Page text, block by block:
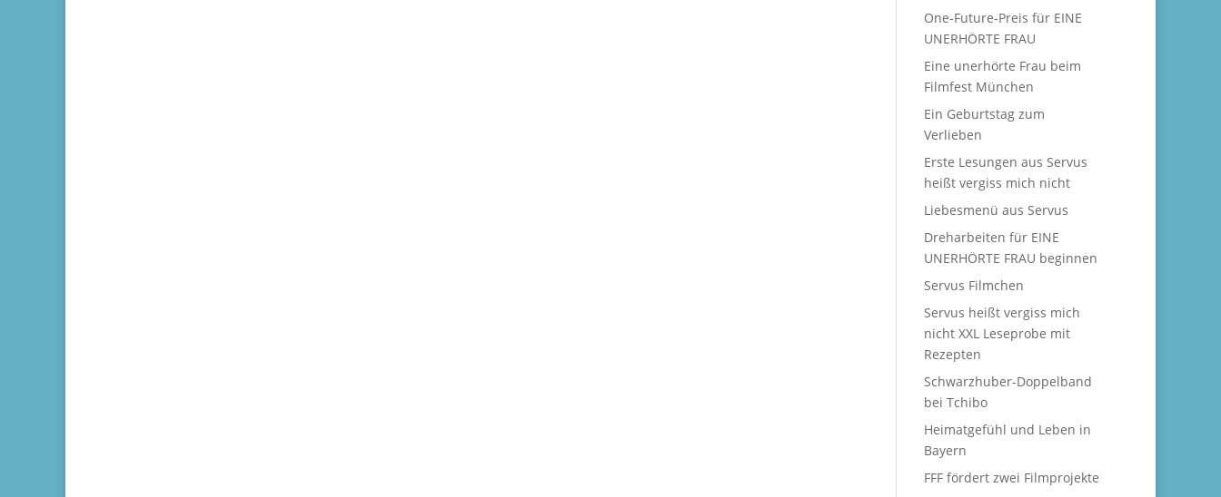
One-Future-Preis für EINE
UNERHÖRTE FRAU
Eine unerhörte Frau beim
Filmfest München
Ein Geburtstag zum
Verlieben
Erste Lesungen aus Servus
heißt vergiss mich nicht
Liebesmenü aus Servus
Dreharbeiten für EINE
UNERHÖRTE FRAU beginnen
Servus Filmchen
Servus heißt vergiss mich
nicht XXL Leseprobe mit
Rezepten
Schwarzhuber-Doppelband
bei Tchibo
Heimatgefühl und Leben in
Bayern
FFF fördert zwei Filmprojekte